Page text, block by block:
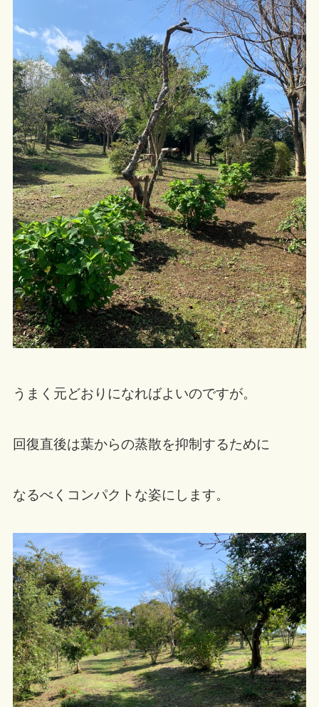
うまく元どおりになればよいのですが。
回復直後は葉からの蒸散を抑制するために
なるべくコンパクトな姿にします。